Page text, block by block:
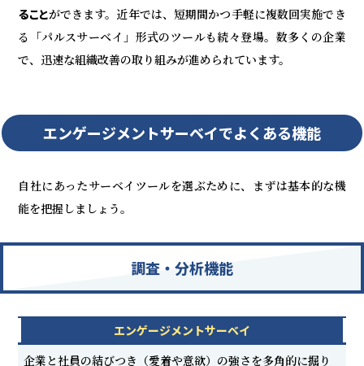
ることができます。近年では、短期間かつ手軽に複数回実施でき
る「パルスサーベイ」形式のツールも続々登場。数多くの企業
で、迅速な組織改善の取り組みが進められています。
エンゲージメントサーベイでよくある機能
自社にあったサーベイツールを選ぶために、まずは基本的な機
能を把握しましょう。
調査・分析機能
エンゲージメントサーベイ
企業と社員の結びつき（愛着や意欲）の強さを多角的に掘り